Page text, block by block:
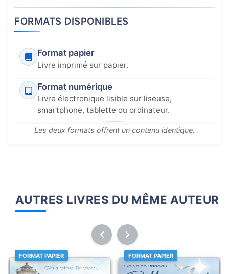
FORMATS DISPONIBLES
Format papier
Livre imprimé sur papier.
Format numérique
Livre électronique lisible sur liseuse,
smartphone, tablette ou ordinateur.
Les deux formats offrent un contenu identique.
AUTRES LIVRES DU MÊME AUTEUR
FORMAT PAPIER FORMAT PAPIER